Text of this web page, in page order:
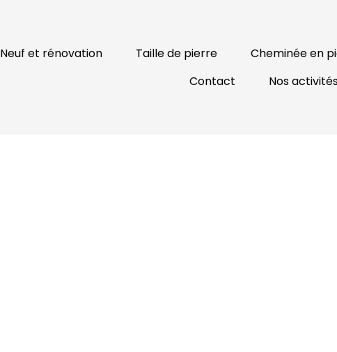
Neuf et rénovation Taille de pierre Cheminée en
Contact
Nos